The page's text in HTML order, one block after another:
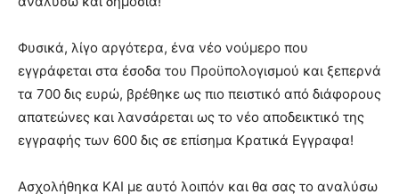
Φυσικά, λίγο αργότερα, ένα νέο νούμερο που
εγγράφεται στα έσοδα του Προϋπολογισμού και ξεπερνά
τα 700 δις ευρώ, βρέθηκε ως πιο πειστικό από διάφορους
απατεώνες και λανσάρεται ως το νέο αποδεικτικό της
εγγραφής των 600 δις σε επίσημα Κρατικά Εγγραφα!
Ασχολήθηκα ΚΑΙ με αυτό λοιπόν και θα σας το αναλύσω